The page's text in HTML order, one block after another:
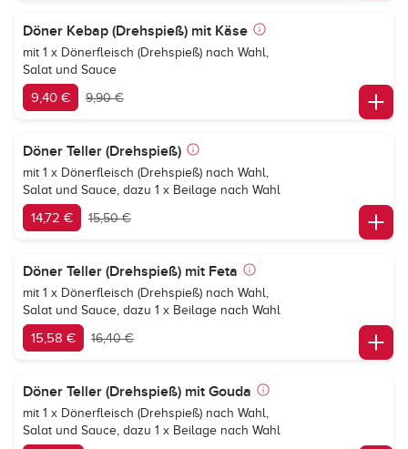
Döner Kebap (Drehspieß) mit Käse
mit 1 x Dönerfleisch (Drehspieß) nach Wahl,
Salat und Sauce
9,40 € 9,90 €
Döner Teller (Drehspieß)
mit 1 x Dönerfleisch (Drehspieß) nach Wahl,
Salat und Sauce, dazu 1 x Beilage nach Wahl
14,72 € 15,50 €
Döner Teller (Drehspieß) mit Feta
mit 1 x Dönerfleisch (Drehspieß) nach Wahl,
Salat und Sauce, dazu 1 x Beilage nach Wahl
15,58 € 16,40 €
Döner Teller (Drehspieß) mit Gouda
mit 1 x Dönerfleisch (Drehspieß) nach Wahl,
Salat und Sauce, dazu 1 x Beilage nach Wahl